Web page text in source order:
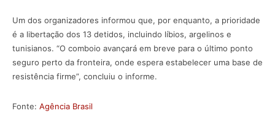
Um dos organizadores informou que, por enquanto, a prioridade
é a libertação dos 13 detidos, incluindo líbios, argelinos e
tunisianos. “O comboio avançará em breve para o último ponto
seguro perto da fronteira, onde espera estabelecer uma base de
resistência firme”, concluiu o informe.
Fonte: Agência Brasil